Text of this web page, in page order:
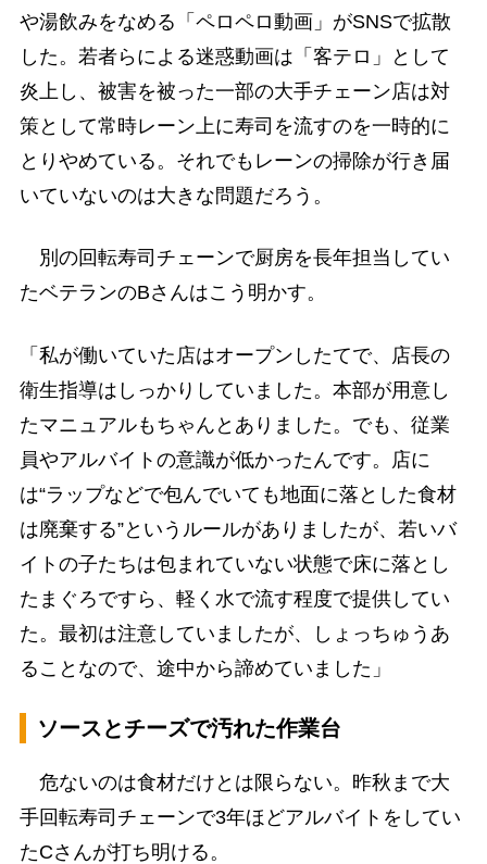
や湯飲みをなめる「ペロペロ動画」がSNSで拡散
した。若者らによる迷惑動画は「客テロ」として
炎上し、被害を被った一部の大手チェーン店は対
策として常時レーン上に寿司を流すのを一時的に
とりやめている。それでもレーンの掃除が行き届
いていないのは大きな問題だろう。
別の回転寿司チェーンで厨房を長年担当してい
たベテランのBさんはこう明かす。
「私が働いていた店はオープンしたてで、店長の
衛生指導はしっかりしていました。本部が用意し
たマニュアルもちゃんとありました。でも、従業
員やアルバイトの意識が低かったんです。店に
は“ラップなどで包んでいても地面に落とした食材
は廃棄する”というルールがありましたが、若いバ
イトの子たちは包まれていない状態で床に落とし
たまぐろですら、軽く水で流す程度で提供してい
た。最初は注意していましたが、しょっちゅうあ
ることなので、途中から諦めていました」
ソースとチーズで汚れた作業台
危ないのは食材だけとは限らない。昨秋まで大
手回転寿司チェーンで3年ほどアルバイトをしてい
たCさんが打ち明ける。